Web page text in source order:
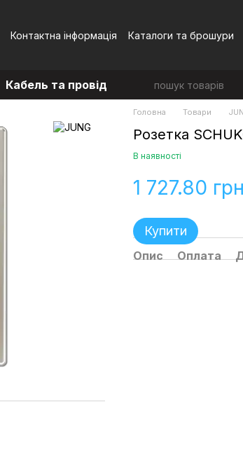
Контактна інформація Каталоги та брошури
Кабель та провід
Головна Товари
Розетка
В наявності
1 727.80 грн
Купити
Опис Оплата